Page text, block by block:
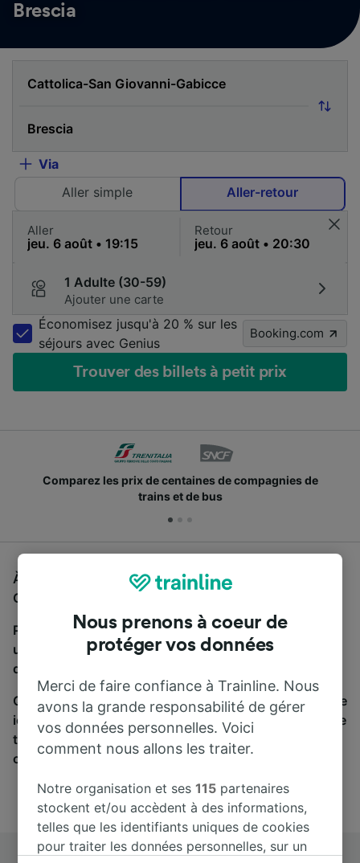
Brescia
Via
Aller simple
Aller-retour
Aller Retour
1 Adulte (30-59)
Ajouter une carte
Économisez jusqu'à 20 % sur les
séjours avec Genius
Booking.com
Trouver des billets à petit prix
Comparez les prix de centaines de compagnies de
trains et de bus
À la recherche d'un bus de Cattolica-San Giovanni-
Gabicce à Brescia, vous êtes au bon endroit.
Pour trouver des billets de bus, lancez simplement
une recherche ci-dessus. Nous comparons les temps
de trajets et les prix des voyages, en train et en bus.
Qu’importe votre destination, votre voyage commence
ici. Nous collaborons avec plus de 170 compagnies de
train et de bus. Consultez et achetez vos billets sur
cette page.
Nous prenons à coeur de
protéger vos données
Merci de faire confiance à Trainline. Nous
avons la grande responsabilité de gérer
vos données personnelles. Voici
comment nous allons les traiter.
Notre organisation et ses115 partenaires
stockent et/ou accèdent à des informations,
telles que les identifiants uniques de cookies
pour traiter les données personnelles, sur un